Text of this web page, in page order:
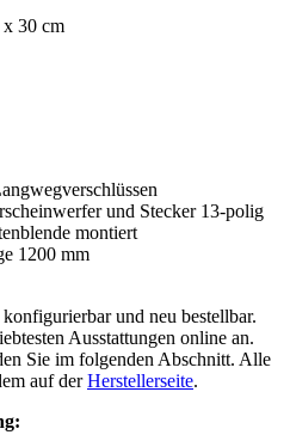
x 30 cm
und Stecker 13-polig
montiert
1200 mm
und neu bestellbar.
Ausstattungen online an.
Sie im folgenden Abschnitt. Alle
auf derHerstellerseite.